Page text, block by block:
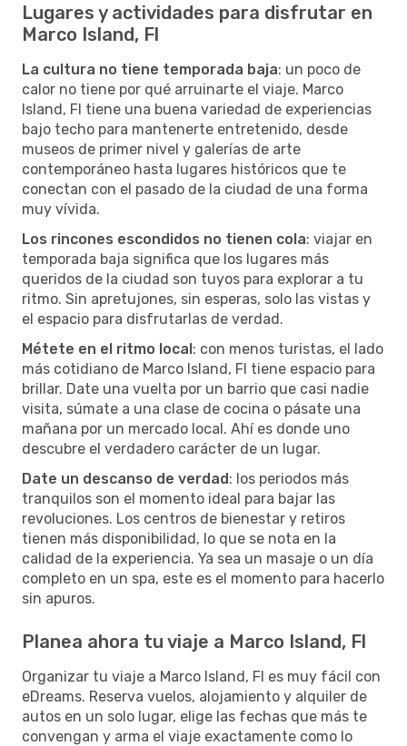
Lugares y actividades para disfrutar en
Marco Island, Fl
La cultura no tiene temporada baja: un poco de
calor no tiene por qué arruinarte el viaje. Marco
Island, Fl tiene una buena variedad de experiencias
bajo techo para mantenerte entretenido, desde
museos de primer nivel y galerías de arte
contemporáneo hasta lugares históricos que te
conectan con el pasado de la ciudad de una forma
muy vívida.
Los rincones escondidos no tienen cola: viajar en
temporada baja significa que los lugares más
queridos de la ciudad son tuyos para explorar a tu
ritmo. Sin apretujones, sin esperas, solo las vistas y
el espacio para disfrutarlas de verdad.
Métete en el ritmo local: con menos turistas, el lado
más cotidiano de Marco Island, Fl tiene espacio para
brillar. Date una vuelta por un barrio que casi nadie
visita, súmate a una clase de cocina o pásate una
mañana por un mercado local. Ahí es donde uno
descubre el verdadero carácter de un lugar.
Date un descanso de verdad: los periodos más
tranquilos son el momento ideal para bajar las
revoluciones. Los centros de bienestar y retiros
tienen más disponibilidad, lo que se nota en la
calidad de la experiencia. Ya sea un masaje o un día
completo en un spa, este es el momento para hacerlo
sin apuros.
Planea ahora tu viaje a Marco Island, Fl
Organizar tu viaje a Marco Island, Fl es muy fácil con
eDreams. Reserva vuelos, alojamiento y alquiler de
autos en un solo lugar, elige las fechas que más te
convengan y arma el viaje exactamente como lo